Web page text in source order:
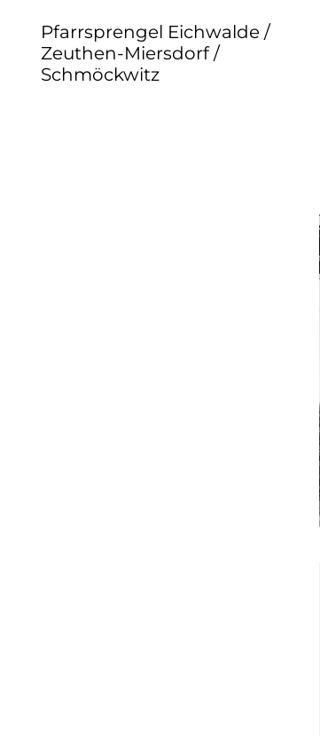
Pfarrsprengel Eichwalde /
Zeuthen-Miersdorf /
Schmöckwitz